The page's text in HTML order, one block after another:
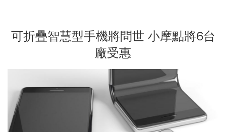
可折疊智慧型手機將問世 小摩點將6台
廠受惠